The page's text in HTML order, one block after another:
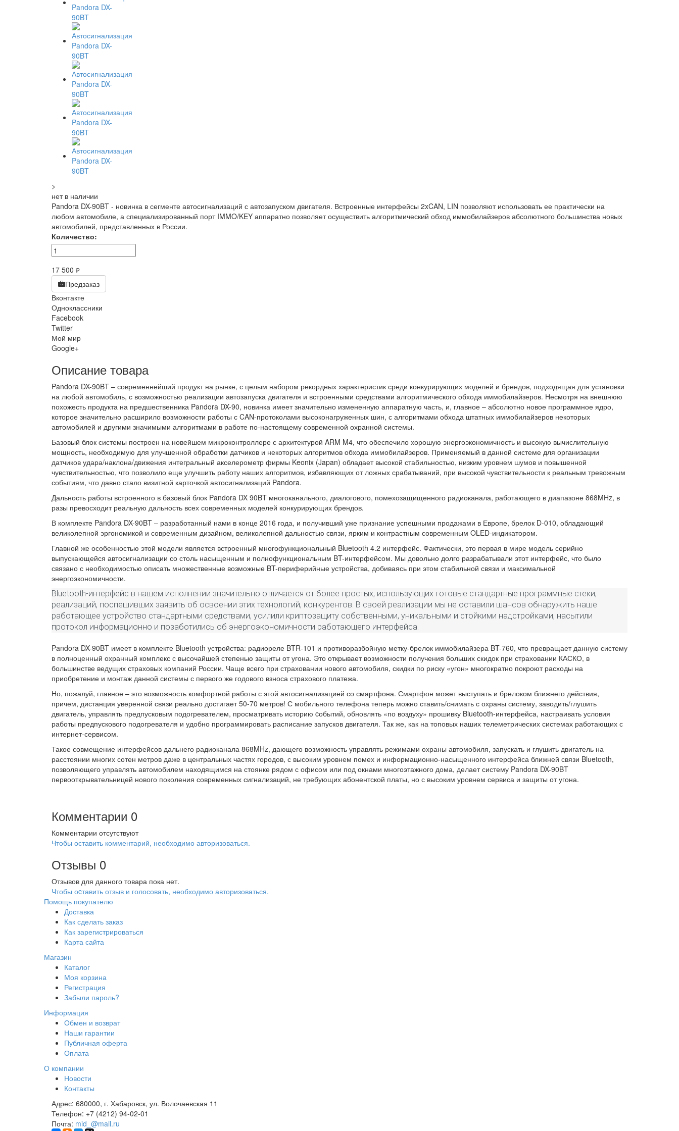
>
нет в наличии
Pandora DX-90BT - новинка в сегменте автосигнализаций с автозапуском двигателя. Встроенные интерфейсы 2xCAN, LIN позволяют использовать ее практически на
любом автомобиле, а специализированный порт IMMO/KEY аппаратно позволяет осуществить алгоритмический обход иммобилайзеров абсолютного большинства новых
автомобилей, представленных в России.
Количество:
17 500 руб.
Предзаказ
Вконтакте
Одноклассники
Facebook
Twitter
Мой мир
Google+
Описание товара
Pandora DX-90BT – современнейший продукт на рынке, с целым набором рекордных характеристик среди конкурирующих моделей и брендов, подходящая для установки
на любой автомобиль, с возможностью реализации автозапуска двигателя и встроенными средствами алгоритмического обхода иммобилайзеров. Несмотря на внешнюю
похожесть продукта на предшественника Pandora DX-90, новинка имеет значительно измененную аппаратную часть, и, главное – абсолютно новое программное ядро,
которое значительно расширило возможности работы с CAN-протоколами высоконагруженных шин, с алгоритмами обхода штатных иммобилайзеров некоторых
автомобилей и другими значимыми алгоритмами в работе по-настоящему современной охранной системы.
Базовый блок системы построен на новейшем микроконтроллере с архитектурой ARM M4, что обеспечило хорошую энергоэкономичность и высокую вычислительную
мощность, необходимую для улучшенной обработки датчиков и некоторых алгоритмов обхода иммобилайзеров. Применяемый в данной системе для организации
датчиков удара/наклона/движения интегральный акселерометр фирмы Keonix (Japan) обладает высокой стабильностью, низким уровнем шумов и повышенной
чувствительностью, что позволило еще улучшить работу наших алгоритмов, избавляющих от ложных срабатываний, при высокой чувствительности к реальным тревожным
событиям, что давно стало визитной карточкой автосигнализаций Pandora.
Дальность работы встроенного в базовый блок Pandora DX 90BT многоканального, диалогового, помехозащищенного радиоканала, работающего в диапазоне 868MHz, в
разы превосходит реальную дальность всех современных моделей конкурирующих брендов.
В комплекте Pandora DX-90BT – разработанный нами в конце 2016 года, и получивший уже признание успешными продажами в Европе, брелок D-010, обладающий
великолепной эргономикой и современным дизайном, великолепной дальностью связи, ярким и контрастным современным OLED-индикатором.
Главной же особенностью этой модели является встроенный многофункциональный Bluetooth 4.2 интерфейс. Фактически, это первая в мире модель серийно
выпускающейся автосигнализации со столь насыщенным и полнофункциональным BT-интерфейсом. Мы довольно долго разрабатывали этот интерфейс, что было
связано с необходимостью описать множественные возможные BT-периферийные устройства, добиваясь при этом стабильной связи и максимальной
энергоэкономичности.
Bluetooth-интерфейс в нашем исполнении значительно отличается от более простых, использующих готовые стандартные программные стеки,
реализаций, поспешивших заявить об освоении этих технологий, конкурентов. В своей реализации мы не оставили шансов обнаружить наше
работающее устройство стандартными средствами, усилили криптозащиту собственными, уникальными и стойкими надстройками, насытили
протокол информационно и позаботились об энергоэкономичности работающего интерфейса.
Pandora DX-90BT имеет в комплекте Bluetooth устройства: радиореле BTR-101 и противоразбойную метку-брелок иммобилайзера BT-760, что превращает данную систему
в полноценный охранный комплекс с высочайшей степенью защиты от угона. Это открывает возможности получения больших скидок при страховании КАСКО, в
большинстве ведущих страховых компаний России. Чаще всего при страховании нового автомобиля, скидки по риску «угон» многократно покроют расходы на
приобретение и монтаж данной системы с первого же годового взноса страхового платежа.
Но, пожалуй, главное – это возможность комфортной работы с этой автосигнализацией со смартфона. Смартфон может выступать и брелоком ближнего действия,
причем, дистанция уверенной связи реально достигает 50-70 метров! С мобильного телефона теперь можно ставить/снимать с охраны систему, заводить/глушить
двигатель, управлять предпусковым подогревателем, просматривать историю cобытий, обновлять «по воздуху» прошивку Bluetooth-интерфейса, настраивать условия
работы предпускового подогревателя и удобно программировать расписание запусков двигателя. Так же, как на топовых наших телеметрических системах работающих с
интернет-сервисом.
Такое совмещение интерфейсов дальнего радиоканала 868MHz, дающего возможность управлять режимами охраны автомобиля, запускать и глушить двигатель на
расстоянии многих сотен метров даже в центральных частях городов, с высоким уровнем помех и информационно-насыщенного интерфейса ближней связи Bluetooth,
позволяющего управлять автомобилем находящимся на стоянке рядом с офисом или под окнами многоэтажного дома, делает систему Pandora DX-90BT
первооткрывательницей нового поколения современных сигнализаций, не требующих абонентской платы, но с высоким уровнем сервиса и защиты от угона.
Комментарии 0
Комментарии отсутствуют
Чтобы оставить комментарий, необходимо авторизоваться.
Отзывы 0
Отзывов для данного товара пока нет.
Чтобы оcтавить отзыв и голосовать, необходимо авторизоваться.
Помощь покупателю
Доставка
Как сделать заказ
Как зарегистрироваться
Карта сайта
Магазин
Каталог
Моя корзина
Регистрация
Забыли пароль?
Информация
Обмен и возврат
Наши гарантии
Публичная оферта
Оплата
О компании
Новости
Контакты
Адрес: 680000, г. Хабаровск, ул. Волочаевская 11
Телефон: +7 (4212) 94-02-01
Почта: mid_@mail.ru